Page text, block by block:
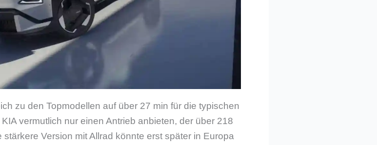
zu den Topmodellen auf über 27 min für die typischen
vermutlich nur einen Antrieb anbieten, der über 218
Version mit Allrad könnte erst später in Europa